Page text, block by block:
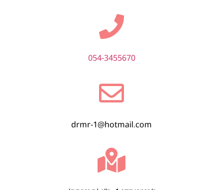
054-3455670
drmr-1@hotmail.com